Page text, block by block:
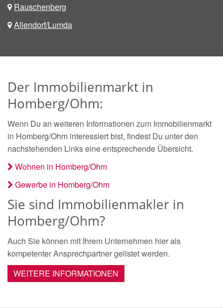
Rauschenberg
Allendorf/Lumda
Der Immobilienmarkt in
Homberg/Ohm:
Wenn Du an weiteren Informationen zum Immobilienmarkt
in Homberg/Ohm interessiert bist, findest Du unter den
nachstehenden Links eine entsprechende Übersicht.
Wohnen in Homberg/Ohm
Gewerbe in Homberg/Ohm
Sie sind Immobilienmakler in
Homberg/Ohm?
Auch Sie können mit Ihrem Unternehmen hier als
kompetenter Ansprechpartner gelistet werden.
WEITERE INFORMATIONEN